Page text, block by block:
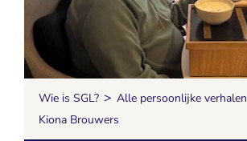
Wie is SGL? > Alle persoonlijke verhalen
Kiona Brouwers